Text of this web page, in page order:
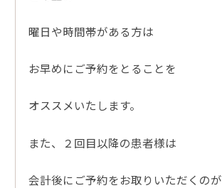
曜日や時間帯がある方は
お早めにご予約をとることを
オススメいたします。
また、２回目以降の患者様は
会計後にご予約をお取りいただくのが